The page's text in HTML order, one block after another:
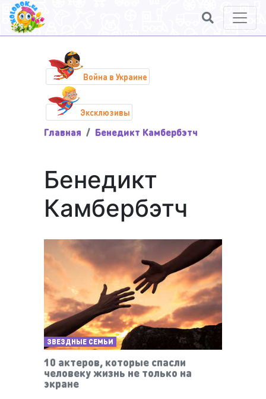
Война в Украине
Эксклюзивы
Главная Бенедикт Камбербэтч
Бенедикт
Камбербэтч
ЗВЕЗДНЫЕ СЕМЬИ
10 актеров, которые спасли
человеку жизнь не только на
экране